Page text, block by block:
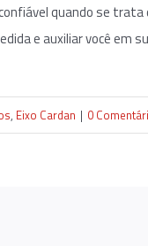
quando se
e auxiliar você em
, Eixo Cardan | 0